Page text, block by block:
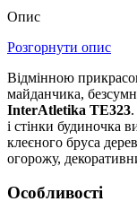
Опис
Розгорнути опис
Відмінною
майданчика,
InterAtletika ТЕ323
і стінки будиночка
клеєного бруса
огорожу,
Особливості